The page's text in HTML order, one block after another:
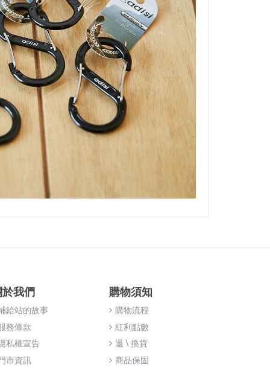
於我們
給站的故事
務條款
私權宣告
市資訊
購物須知
購物流程
紅利點數
退 \ 換貨
商品保固